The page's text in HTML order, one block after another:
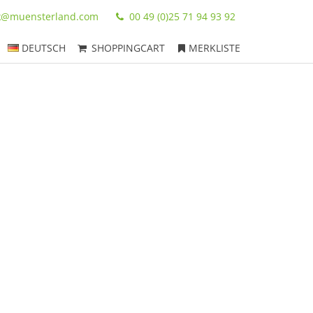
00 49 (0)25 71 94 93 92
DEUTSCH SHOPPINGCART MERKLISTE